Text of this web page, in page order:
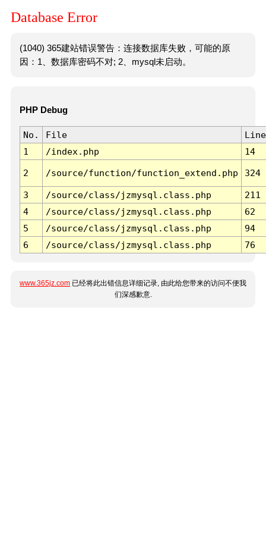
Database Error
(1040) 365建站错误警告：连接数据库失败，可能的原
因：1、数据库密码不对; 2、mysql未启动。
PHP Debug
No. File
Line
1
/index.php 14
2 /source/function/function_extend.php 324
3 /source/class/jzmysql.class.php
211
4
/source/class/jzmysql.class.php
62
5
/source/class/jzmysql.class.php
94
6
/source/class/jzmysql.class.php 76
www.365jz.com 已经将此出错信息详细记录, 由此给您带来的访问不便我
们深感歉意.